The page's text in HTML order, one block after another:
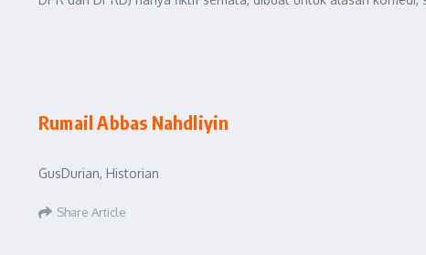
Rumail Abbas Nahdliyin
GusDurian, Historian
Share Article